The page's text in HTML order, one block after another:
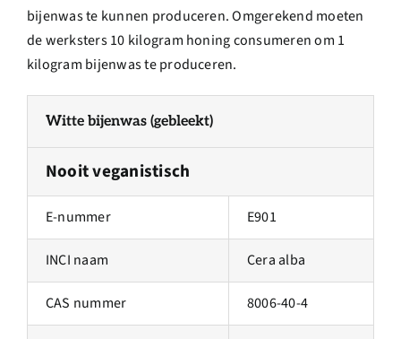
bijenwas te kunnen produceren. Omgerekend moeten
de werksters 10 kilogram honing consumeren om 1
kilogram bijenwas te produceren.
Witte bijenwas (gebleekt)
Nooit veganistisch
E-nummer E901
INCI naam Cera alba
CAS nummer 8006-40-4